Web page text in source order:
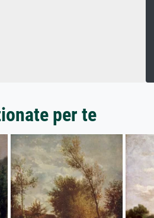
per te